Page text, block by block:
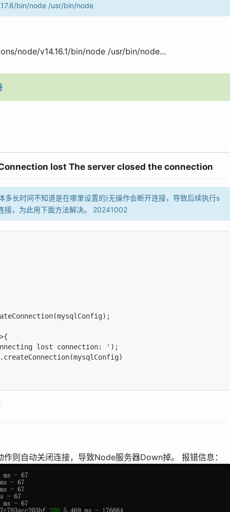
bin/node /usr/bin/node
node/v14.16.1/bin/node /usr/bin/node...
lost The server closed the connection
长时间不知道是在哪里设置的)无操作会断开连接，导致后续执行s
接，为此用下面方法解决。 20241002
lost connection: ');
则自动关闭连接，导致Node服务器Down掉。 报错信息：